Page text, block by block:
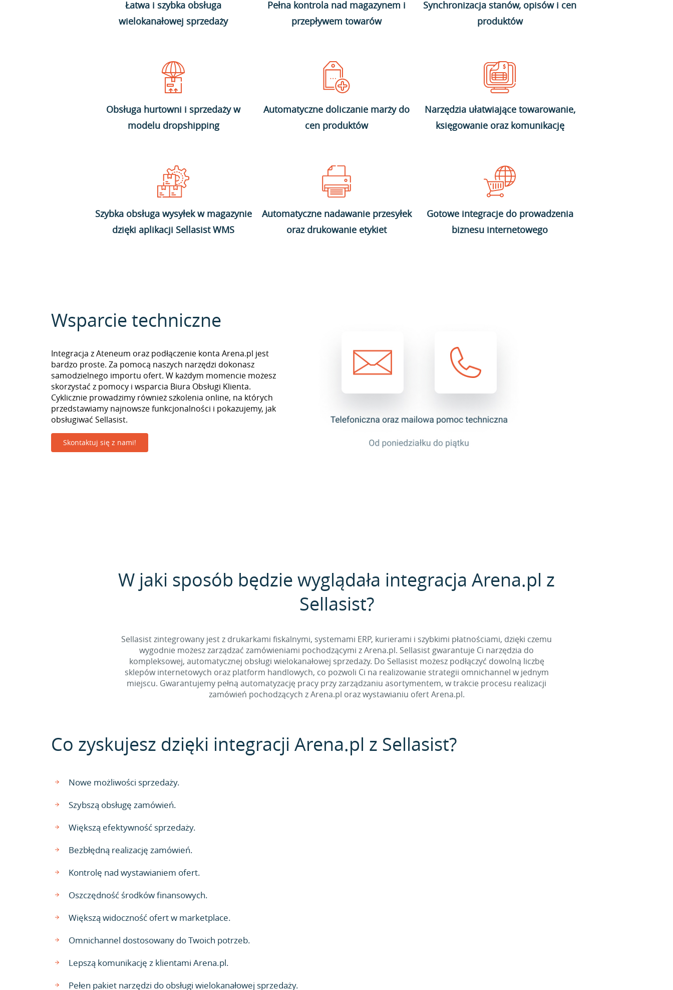
Łatwa i szybka obsługa
wielokanałowej sprzedaży
Pełna kontrola nad magazynem i
przepływem towarów
Synchronizacja stanów, opisów i cen
produktów
Obsługa hurtowni i sprzedaży w
modelu dropshipping
Automatyczne doliczanie marży do
cen produktów
Narzędzia ułatwiające towarowanie,
księgowanie oraz komunikację
Szybka obsługa wysyłek w magazynie
dzięki aplikacji Sellasist WMS
Automatyczne nadawanie przesyłek
oraz drukowanie etykiet
Gotowe integracje do prowadzenia
biznesu internetowego
Wsparcie techniczne
Integracja z Ateneum oraz podłączenie konta Arena.pl jest
bardzo proste. Za pomocą naszych narzędzi dokonasz
samodzielnego importu ofert. W każdym momencie możesz
skorzystać z pomocy i wsparcia Biura Obsługi Klienta.
Cyklicznie prowadzimy również szkolenia online, na których
przedstawiamy najnowsze funkcjonalności i pokazujemy, jak
obsługiwać Sellasist.
Skontaktuj się z nami!
W jaki sposób będzie wyglądała integracja Arena.pl z
Sellasist?
Sellasist zintegrowany jest z drukarkami fiskalnymi, systemami ERP, kurierami i szybkimi płatnościami, dzięki czemu
wygodnie możesz zarządzać zamówieniami pochodzącymi z Arena.pl. Sellasist gwarantuje Ci narzędzia do
kompleksowej, automatycznej obsługi wielokanałowej sprzedaży. Do Sellasist możesz podłączyć dowolną liczbę
sklepów internetowych oraz platform handlowych, co pozwoli Ci na realizowanie strategii omnichannel w jednym
miejscu. Gwarantujemy pełną automatyzację pracy przy zarządzaniu asortymentem, w trakcie procesu realizacji
zamówień pochodzących z Arena.pl oraz wystawianiu ofert Arena.pl.
Co zyskujesz dzięki integracji Arena.pl z Sellasist?
Nowe możliwości sprzedaży.
Szybszą obsługę zamówień.
Większą efektywność sprzedaży.
Bezbłędną realizację zamówień.
Kontrolę nad wystawianiem ofert.
Oszczędność środków finansowych.
Większą widoczność ofert w marketplace.
Omnichannel dostosowany do Twoich potrzeb.
Lepszą komunikację z klientami Arena.pl.
Pełen pakiet narzędzi do obsługi wielokanałowej sprzedaży.